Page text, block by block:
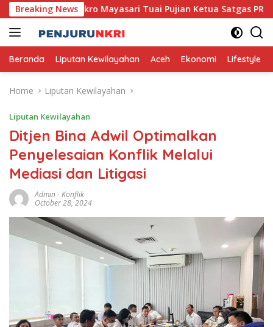
Skip
to
content
Breaking News
Usaha Mikro Mayasari Tuai Pujian Ketua Satgas PRR
Beranda Liputan Kewilayahan Aceh Ekonomi Lifestyle
Home Liputan Kewilayahan
Liputan Kewilayahan
Ditjen Bina Adwil Optimalkan
Penyelesaian Konflik Melalui
Mediasi dan Litigasi
Admin-Konflik
October 28, 2024